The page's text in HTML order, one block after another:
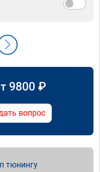
9800 ₽
вопрос
тюнингу